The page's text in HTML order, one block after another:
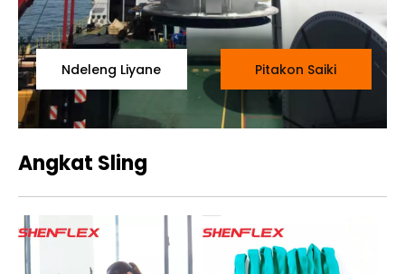
Ndeleng Liyane Pitakon Saiki
Angkat Sling